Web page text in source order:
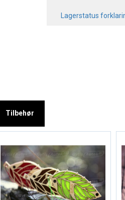
Lagerstatus
Tilbehør